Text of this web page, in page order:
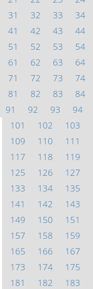
31
32 33 34
41
42 43 44
51
52 53 54
61
62 63 64
71
72 73 74
81
82 83 84
91
92 93 94
101
102 103
109
110 111
117
118 119
125
126 127
133
134 135
141
142 143
149
150 151
157
158 159
165
166 167
173
174 175
181
182 183